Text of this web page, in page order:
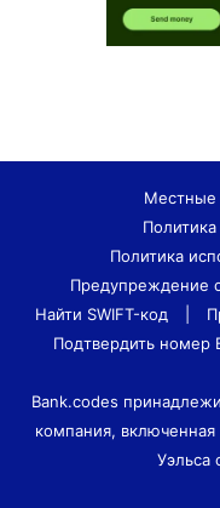
Местные
Политика
Предупреждение
Найти SWIFT-код
Подтвердить номер
Bank.codes
компания, включенная
Уэльса